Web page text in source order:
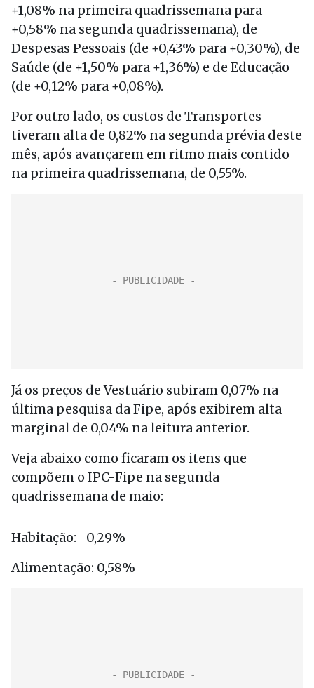
+1,08% na primeira quadrissemana para
+0,58% na segunda quadrissemana), de
Despesas Pessoais (de +0,43% para +0,30%), de
Saúde (de +1,50% para +1,36%) e de Educação
(de +0,12% para +0,08%).
Por outro lado, os custos de Transportes
tiveram alta de 0,82% na segunda prévia deste
mês, após avançarem em ritmo mais contido
na primeira quadrissemana, de 0,55%.
Já os preços de Vestuário subiram 0,07% na
última pesquisa da Fipe, após exibirem alta
marginal de 0,04% na leitura anterior.
Veja abaixo como ficaram os itens que
compõem o IPC-Fipe na segunda
quadrissemana de maio:
Habitação: -0,29%
Alimentação: 0,58%